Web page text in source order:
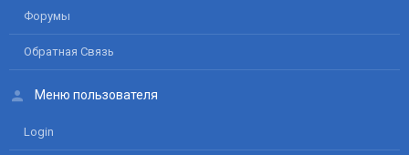
Форумы
Обратная Связь
Меню пользователя
Login